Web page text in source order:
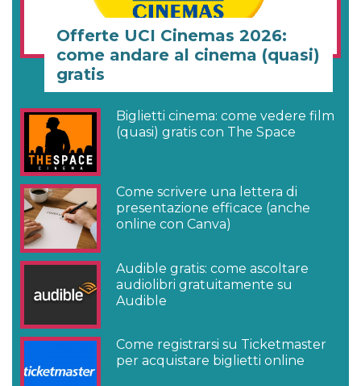
Offerte UCI Cinemas 2026:
come andare al cinema (quasi)
gratis
Biglietti cinema: come vedere film
(quasi) gratis con The Space
Come scrivere una lettera di
presentazione efficace (anche
online con Canva)
Audible gratis: come ascoltare
audiolibri gratuitamente su
Audible
Come registrarsi su Ticketmaster
per acquistare biglietti online